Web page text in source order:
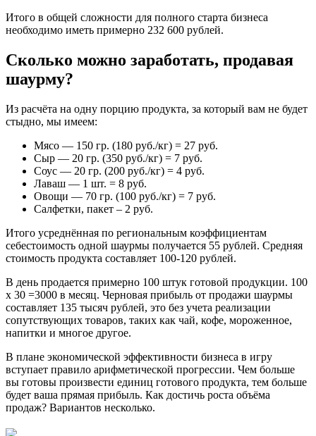
Итого в общей сложности для полного старта бизнеса
необходимо иметь примерно 232 600 рублей.
Сколько можно заработать, продавая
шаурму?
Из расчёта на одну порцию продукта, за который вам не будет
стыдно, мы имеем:
Мясо — 150 гр. (180 руб./кг) = 27 руб.
Сыр — 20 гр. (350 руб./кг) = 7 руб.
Соус — 20 гр. (200 руб./кг) = 4 руб.
Лаваш — 1 шт. = 8 руб.
Овощи — 70 гр. (100 руб./кг) = 7 руб.
Салфетки, пакет – 2 руб.
Итого усреднённая по региональным коэффициентам
себестоимость одной шаурмы получается 55 рублей. Средняя
стоимость продукта составляет 100-120 рублей.
В день продается примерно 100 штук готовой продукции. 100
х 30 =3000 в месяц. Черновая прибыль от продажи шаурмы
составляет 135 тысяч рублей, это без учета реализации
сопутствующих товаров, таких как чай, кофе, мороженное,
напитки и многое другое.
В плане экономической эффективности бизнеса в игру
вступает правило арифметической прогрессии. Чем больше
вы готовы произвести единиц готового продукта, тем больше
будет ваша прямая прибыль. Как достичь роста объёма
продаж? Вариантов несколько.